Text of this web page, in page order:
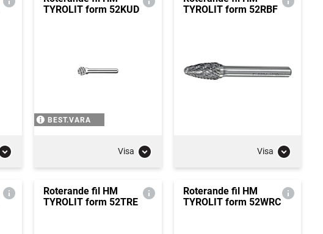
TYROLIT form 52KUD
BEST.VARA
Visa
TYROLIT form 52RBF
Visa
Roterande fil HM
TYROLIT form 52TRE
Roterande fil HM
TYROLIT form 52WRC